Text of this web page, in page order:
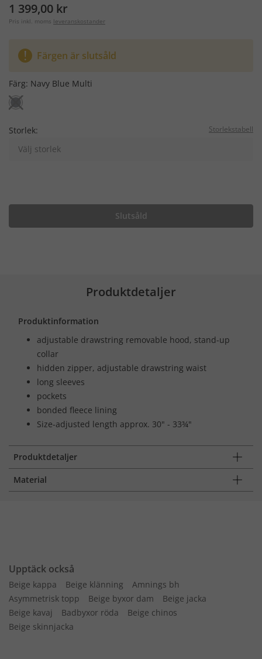
1 399,00 kr
Pris inkl. moms leveranskostander
Färgen är slutsåld
Färg: Navy Blue Multi
Storlek: Storlekstabell
Välj storlek
Slutsåld
Produktdetaljer
Produktinformation
adjustable drawstring removable hood, stand-up
collar
hidden zipper, adjustable drawstring waist
long sleeves
pockets
bonded fleece lining
Size-adjusted length approx. 30" - 33¾"
Produktdetaljer
Material
Upptäck också
Beige kappa Beige klänning
Amnings bh
Asymmetrisk topp
Beige byxor dam
Beige jacka
Beige kavaj
Badbyxor röda
Beige chinos
Beige skinnjacka